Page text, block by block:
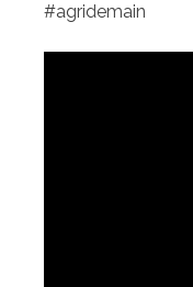
#agridemain